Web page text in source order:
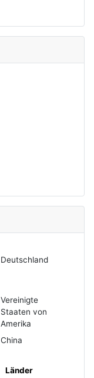
Deutschland
Vereinigte
Staaten von
Amerika
China
Länder